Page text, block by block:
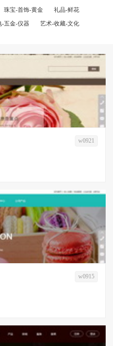
珠宝-首饰-黄金
礼品-鲜花
-五金-仪器 艺术-收藏-文化
w0921
w0915